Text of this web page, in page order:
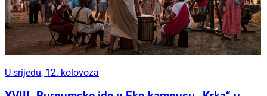
U srijedu, 12. kolovoza